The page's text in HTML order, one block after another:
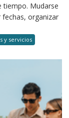
tiempo. Mudarse
fechas, organizar
y servicios